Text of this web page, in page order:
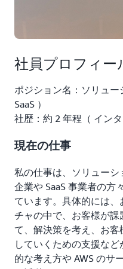
社員プロフィー
ポジション名：ソリュ
SaaS ）
社歴：約 2 年程（ インタ
現在の仕事
私の仕事は、ソリュー
企業や SaaS 事業者の方
ています。具体的には
チャの中で、お客様が
て、解決策を考え、お
していくための支援な
的な考え方や AWS のサ